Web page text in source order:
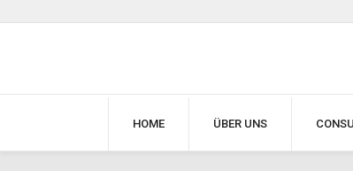
HOME ÜBER UNS